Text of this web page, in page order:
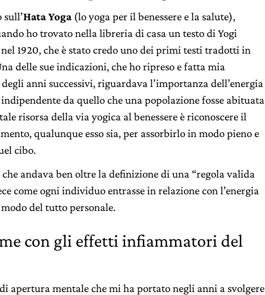
Hata Yoga (lo yoga per il benessere e la salute),
ho trovato nella libreria di casa un testo di Yogi
1920, che è stato credo uno dei primi testi tradotti in
delle sue indicazioni, che ho ripreso e fatta mia
anni successivi, riguardava l’importanza dell’energia
da quello che una popolazione fosse abituata
risorsa della via yogica al benessere è riconoscere il
qualunque esso sia, per assorbirlo in modo pieno e
cibo.
andava ben oltre la definizione di una “regola valida
come ogni individuo entrasse in relazione con l’energia
del tutto personale.
con gli effetti infiammatori del
apertura mentale che mi ha portato negli anni a svolgere